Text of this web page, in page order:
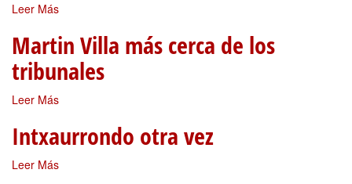
Leer Más
Martin Villa más cerca de los
tribunales
Leer Más
Intxaurrondo otra vez
Leer Más